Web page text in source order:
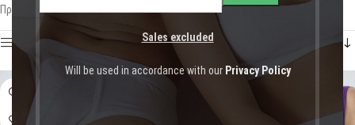
Sales excluded
Will be used in accordance with our Privacy Policy
Προβάλλονται όλα - 5 αποτελέσματα
Show sidebar